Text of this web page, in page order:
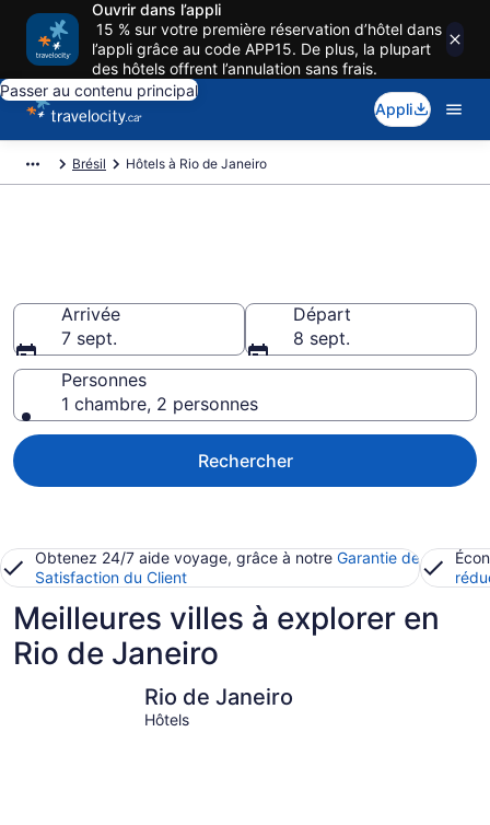
Ouvrir dans l’appli
15 % sur votre première réservation d’hôtel dans
l’appli grâce au code APP15. De plus, la plupart
des hôtels offrent l’annulation sans frais.
Passer au contenu principal
Appli
Brésil Hôtels à Rio de Janeiro
Arrivée
7 sept.
Départ
8 sept.
Personnes
1 chambre, 2 personnes
Rechercher
Obtenez 24/7 aide voyage, grâce à notre Garantie de
Satisfaction du Client
Meilleures villes à explorer en
Rio de Janeiro
Rio de Janeiro
Hôtels